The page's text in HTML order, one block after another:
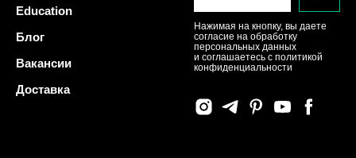
Education
Блог
Вакансии
Доставка
Нажимая на кнопку, вы даете
согласие на обработку
персональных данных
и соглашаетесь c политикой
конфиденциальности